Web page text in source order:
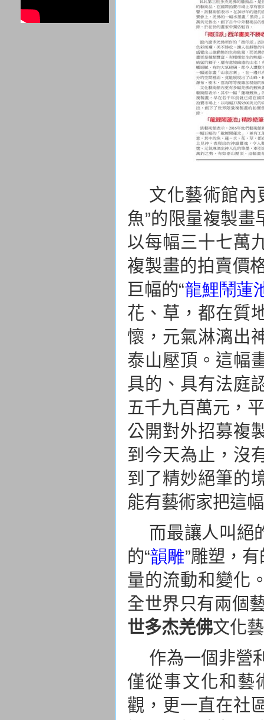
文化藝術館內
魚”的限量複製
以每幅三十七萬
複製畫的拍賣價
巨幅的“龍鯉鬧蓮
花、草，都在質
懷，元氣淋漓出
泰山壓頂。這幅
具的、具有法庭
五千九百萬元，
公開對外招募複
到今天為止，沒
到了精妙絕筆的
能有藝術家把這
而最讓人叫絕
的“韻雕”雕塑，
量的流動和變化
全世界只有兩個
世多杰羌佛文化
作為一個非營
僅從事文化和藝
觀，更一直在社